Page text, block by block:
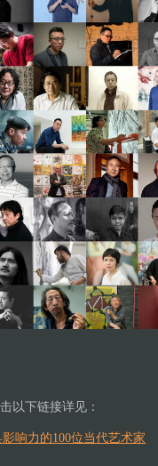
以下链接详见：
影响力的100位当代艺术家